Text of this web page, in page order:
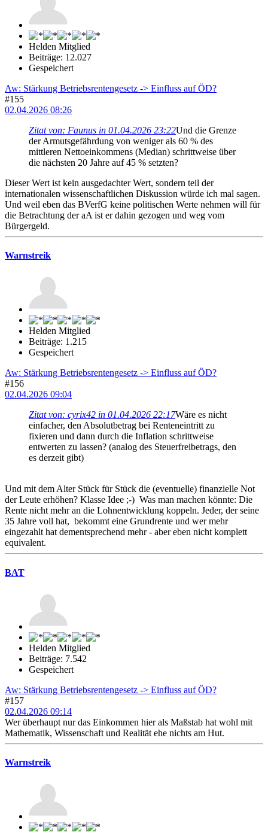
Helden Mitglied
Beiträge: 12.027
Gespeichert
Aw: Stärkung Betriebsrentengesetz -> Einfluss auf ÖD?
#155
02.04.2026 08:26
Zitat von: Faunus in 01.04.2026 23:22Und die Grenze
der Armutsgefährdung von weniger als 60 % des
mittleren Nettoeinkommens (Median) schrittweise über
die nächsten 20 Jahre auf 45 % setzten?
Dieser Wert ist kein ausgedachter Wert, sondern teil der
internationalen wissenschaftlichen Diskussion würde ich mal sagen.
Und weil eben das BVerfG keine politischen Werte nehmen will für
die Betrachtung der aA ist er dahin gezogen und weg vom
Bürgergeld.
Warnstreik
Helden Mitglied
Beiträge: 1.215
Gespeichert
Aw: Stärkung Betriebsrentengesetz -> Einfluss auf ÖD?
#156
02.04.2026 09:04
Zitat von: cyrix42 in 01.04.2026 22:17Wäre es nicht
einfacher, den Absolutbetrag bei Renteneintritt zu
fixieren und dann durch die Inflation schrittweise
entwerten zu lassen? (analog des Steuerfreibetrags, den
es derzeit gibt)
Und mit dem Alter Stück für Stück die (eventuelle) finanzielle Not
der Leute erhöhen? Klasse Idee ;-) Was man machen könnte: Die
Rente nicht mehr an die Lohnentwicklung koppeln. Jeder, der seine
35 Jahre voll hat, bekommt eine Grundrente und wer mehr
eingezahlt hat dementsprechend mehr - aber eben nicht komplett
equivalent.
BAT
Helden Mitglied
Beiträge: 7.542
Gespeichert
Aw: Stärkung Betriebsrentengesetz -> Einfluss auf ÖD?
#157
02.04.2026 09:14
Wer überhaupt nur das Einkommen hier als Maßstab hat wohl mit
Mathematik, Wissenschaft und Realität ehe nichts am Hut.
Warnstreik